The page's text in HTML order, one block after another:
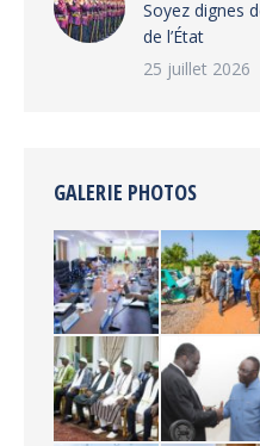
Soyez dignes
de l’État
25 juillet 2026
GALERIE PHOTOS